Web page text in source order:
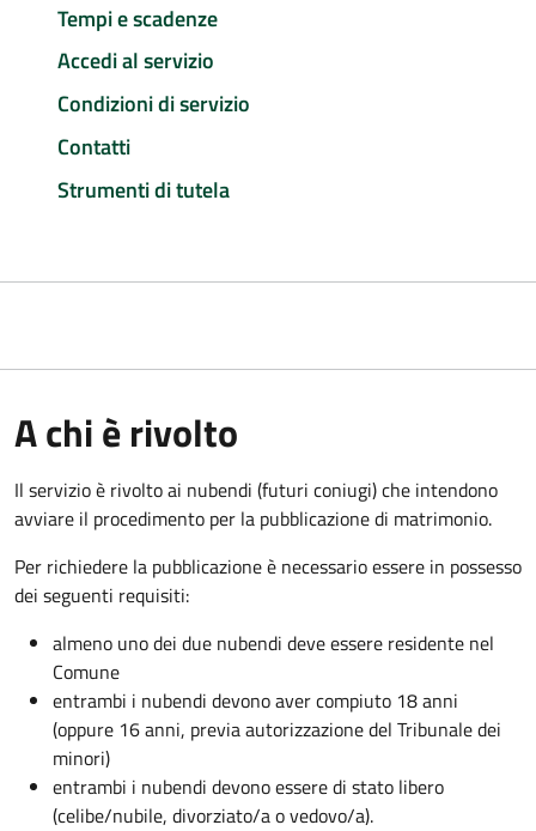
Tempi e scadenze
Accedi al servizio
Condizioni di servizio
Contatti
Strumenti di tutela
A chi è rivolto
Il servizio è rivolto ai nubendi (futuri coniugi) che intendono
avviare il procedimento per la pubblicazione di matrimonio.
Per richiedere la pubblicazione è necessario essere in possesso
dei seguenti requisiti:
almeno uno dei due nubendi deve essere residente nel
Comune
entrambi i nubendi devono aver compiuto 18 anni
(oppure 16 anni, previa autorizzazione del Tribunale dei
minori)
entrambi i nubendi devono essere di stato libero
(celibe/nubile, divorziato/a o vedovo/a).